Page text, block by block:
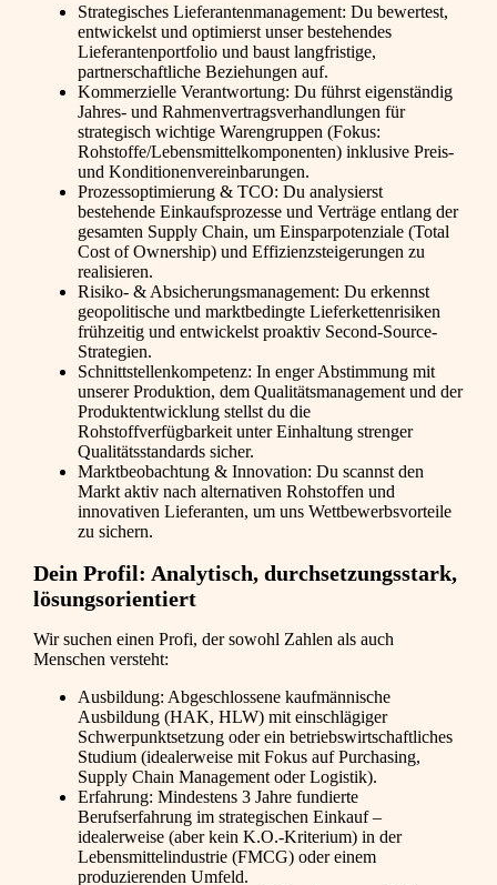
Strategisches Lieferantenmanagement: Du bewertest,
entwickelst und optimierst unser bestehendes
Lieferantenportfolio und baust langfristige,
partnerschaftliche Beziehungen auf.
Kommerzielle Verantwortung: Du führst eigenständig
Jahres- und Rahmenvertragsverhandlungen für
strategisch wichtige Warengruppen (Fokus:
Rohstoffe/Lebensmittelkomponenten) inklusive Preis-
und Konditionenvereinbarungen.
Prozessoptimierung & TCO: Du analysierst
bestehende Einkaufsprozesse und Verträge entlang der
gesamten Supply Chain, um Einsparpotenziale (Total
Cost of Ownership) und Effizienzsteigerungen zu
realisieren.
Risiko- & Absicherungsmanagement: Du erkennst
geopolitische und marktbedingte Lieferkettenrisiken
frühzeitig und entwickelst proaktiv Second-Source-
Strategien.
Schnittstellenkompetenz: In enger Abstimmung mit
unserer Produktion, dem Qualitätsmanagement und der
Produktentwicklung stellst du die
Rohstoffverfügbarkeit unter Einhaltung strenger
Qualitätsstandards sicher.
Marktbeobachtung & Innovation: Du scannst den
Markt aktiv nach alternativen Rohstoffen und
innovativen Lieferanten, um uns Wettbewerbsvorteile
zu sichern.
Dein Profil: Analytisch, durchsetzungsstark,
lösungsorientiert
Wir suchen einen Profi, der sowohl Zahlen als auch
Menschen versteht:
Ausbildung: Abgeschlossene kaufmännische
Ausbildung (HAK, HLW) mit einschlägiger
Schwerpunktsetzung oder ein betriebswirtschaftliches
Studium (idealerweise mit Fokus auf Purchasing,
Supply Chain Management oder Logistik).
Erfahrung: Mindestens 3 Jahre fundierte
Berufserfahrung im strategischen Einkauf –
idealerweise (aber kein K.O.-Kriterium) in der
Lebensmittelindustrie (FMCG) oder einem
produzierenden Umfeld.